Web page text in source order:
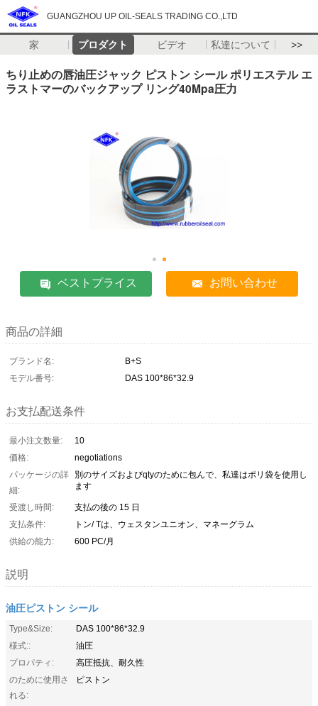
GUANGZHOU UP OIL-SEALS TRADING CO.,LTD
家 プロダクト ビデオ 私達について >>
ちり止めの唇油圧ジャック ピストン シール ポリエステル エ
ラストマーのバックアップ リング40Mpa圧力
ベストプライス お問い合わせ
商品の詳細
ブランド名:
B+S
モデル番号:
DAS 100*86*32.9
お支払配送条件
最小注文数量:
10
価格:
negotiations
パッケージの詳
細:
別のサイズおよびqtyのために包んで、私達はポリ袋を使用し
ます
受渡し時間:
支払の後の 15 日
支払条件:
トン/ Tは、ウェスタンユニオン、マネーグラム
供給の能力:
600 PC/月
説明
油圧ピストン シール
Type&Size:
DAS 100*86*32.9
様式::
油圧
プロパティ:
高圧抵抗、耐久性
のために使用さ
れる:
ピストン